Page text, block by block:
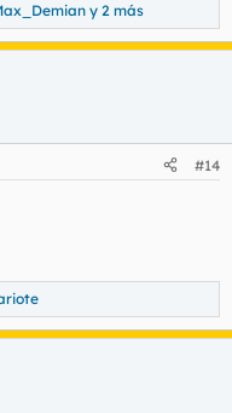
y 2 más
#14